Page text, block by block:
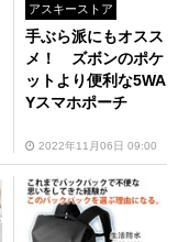
アスキーストア
手ぶら派にもオスス
メ！ ズボンのポケ
ットより便利な5WA
Yスマホポーチ
2022年11月06日 09:00